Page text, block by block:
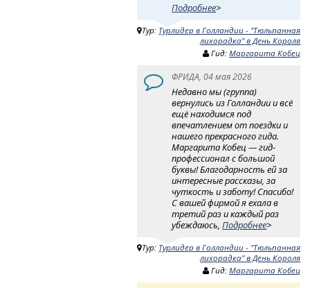
Подробнее>
Тур: Турлидер в Голландии - "Тюльпанная
лихорадка" в День Короля
Гид:Маргарита Кобец
ФРИДА, 04 мая 2026
Недавно мы (группа)
вернулись из Голландии и всё
ещё находимся под
впечатлением от поездки и
нашего прекрасного гида.
Маргарита Кобец — гид-
профессионал с большой
буквы! Благодарность ей за
интересные рассказы, за
чуткость и заботу! Спасибо!
С вашей фирмой я ехала в
третий раз и каждый раз
убеждаюсь,Подробнее>
Тур: Турлидер в Голландии - "Тюльпанная
лихорадка" в День Короля
Гид:Маргарита Кобец